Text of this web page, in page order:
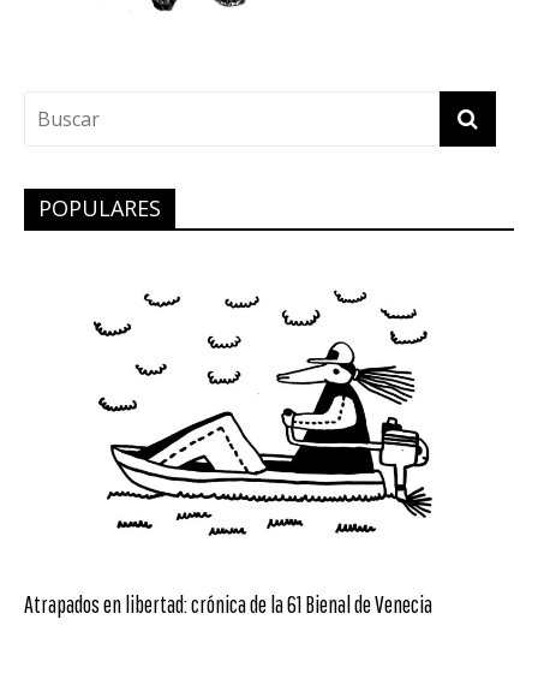
POPULARES
Atrapados en libertad: crónica de la 61 Bienal de Venecia